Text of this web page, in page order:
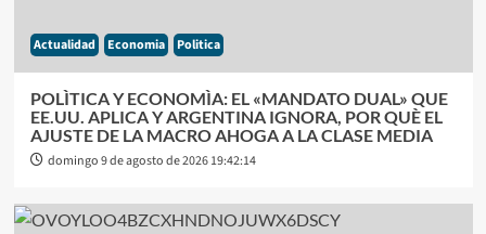
Actualidad Economia Politica
POLÌTICA Y ECONOMÌA: EL «MANDATO DUAL» QUE
EE.UU. APLICA Y ARGENTINA IGNORA, POR QUÈ EL
AJUSTE DE LA MACRO AHOGA A LA CLASE MEDIA
domingo 9 de agosto de 2026 19:42:14